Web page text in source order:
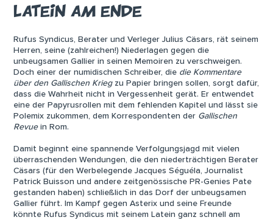
LATEIN AM ENDE
Rufus Syndicus, Berater und Verleger Julius Cäsars, rät seinem
Herren, seine (zahlreichen!) Niederlagen gegen die
unbeugsamen Gallier in seinen Memoiren zu verschweigen.
Doch einer der numidischen Schreiber, die die Kommentare
über den Gallischen Kriegzu Papier bringen sollen, sorgt dafür,
dass die Wahrheit nicht in Vergessenheit gerät. Er entwendet
eine der Papyrusrollen mit dem fehlenden Kapitel und lässt sie
Polemix zukommen, dem Korrespondenten der Gallischen
Revuein Rom.
Damit beginnt eine spannende Verfolgungsjagd mit vielen
überraschenden Wendungen, die den niederträchtigen Berater
Cäsars (für den Werbelegende Jacques Séguéla, Journalist
Patrick Buisson und andere zeitgenössische PR-Genies Pate
gestanden haben) schließlich in das Dorf der unbeugsamen
Gallier führt. Im Kampf gegen Asterix und seine Freunde
könnte Rufus Syndicus mit seinem Latein ganz schnell am